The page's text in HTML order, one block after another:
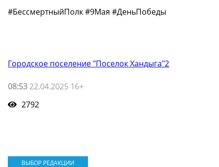
#БессмертныйПолк #9Мая #ДеньПобеды
Городское поселение "Поселок Хандыга"2
08:53 22.04.2025 16+
2792
ВЫБОР РЕДАКЦИИ